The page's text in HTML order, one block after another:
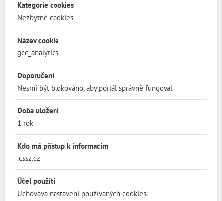
Kategorie cookies
Nezbytné cookies
Název cookie
gcc_analytics
Doporučení
Nesmí být blokováno, aby portál správně fungoval
Doba uložení
1 rok
Kdo má přístup k informacím
.cssz.cz
Účel použití
Uchovává nastavení používaných cookies.